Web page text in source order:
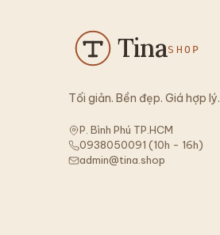
TinaSHOP
Tối giản. Bền đẹp. Giá hợp lý.
P. Bình Phú TP.HCM
0938050091 (10h - 16h)
admin@tina.shop